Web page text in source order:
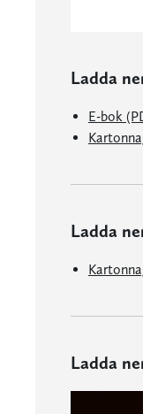
Ladda
E-bok
Ladda
Ladda